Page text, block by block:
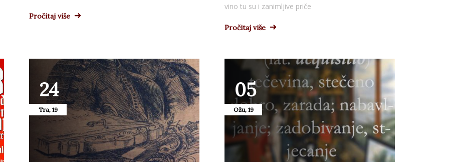
Pročitaj više
vino tu su i zanimljive priče
Pročitaj više
24
Tra, 19
05
Ožu, 19